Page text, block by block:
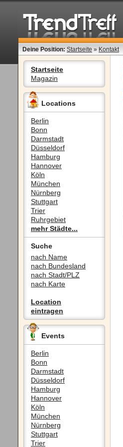
Deine Position: Startseite » Kontakt
Startseite
Magazin
Locations
Berlin
Bonn
Darmstadt
Düsseldorf
Hamburg
Hannover
Köln
München
Nürnberg
Stuttgart
Trier
Ruhrgebiet
mehr Städte...
Suche
nach Name
nach Bundesland
nach Stadt/PLZ
nach Karte
Location
eintragen
Events
Berlin
Bonn
Darmstadt
Düsseldorf
Hamburg
Hannover
Köln
München
Nürnberg
Stuttgart
Trier